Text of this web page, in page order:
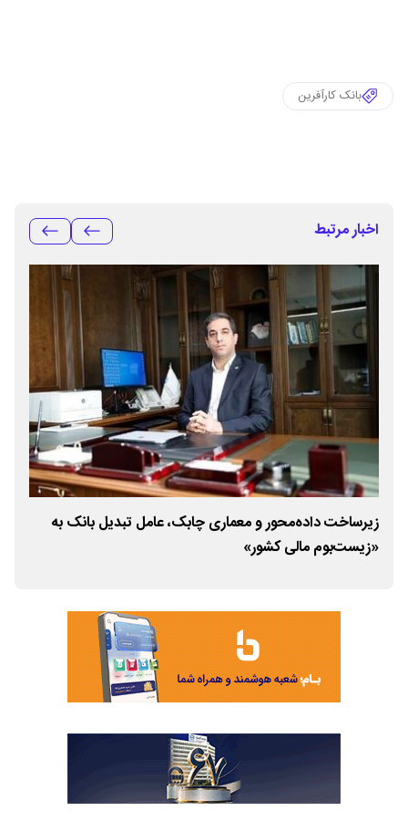
بانک کارآفرین
اخبار مرتبط
زیرساخت داده‌محور و معماری چابک، عامل تبدیل بانک به
«زیست‌بوم مالی کشور»